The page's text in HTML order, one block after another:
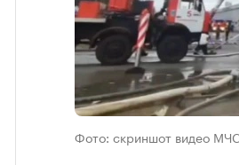
Фото: скриншот видео